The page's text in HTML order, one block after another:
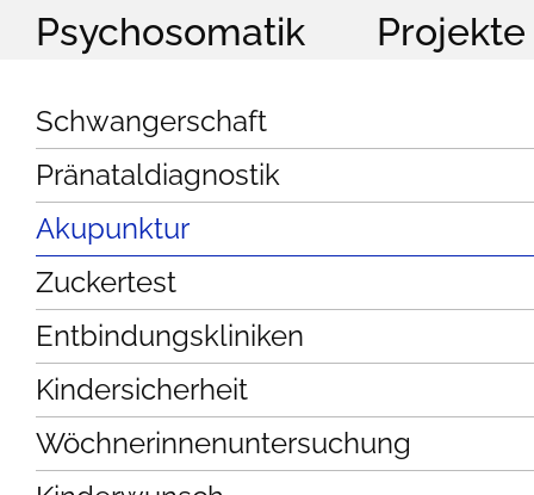
Psychosomatik
Projekte
Schwangerschaft
Pränataldiagnostik
Akupunktur
Zuckertest
Entbindungskliniken
Kindersicherheit
Wöchnerinnenuntersuchung